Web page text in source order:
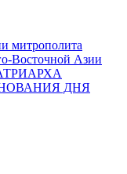
митрополита
Восточной Азии
ДНЯ